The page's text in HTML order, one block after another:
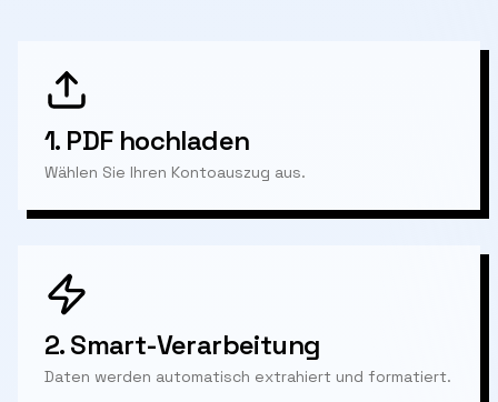
1. PDF hochladen
Wählen Sie Ihren Kontoauszug aus.
2.Smart-Verarbeitung
Daten werden automatisch extrahiert und formatiert.